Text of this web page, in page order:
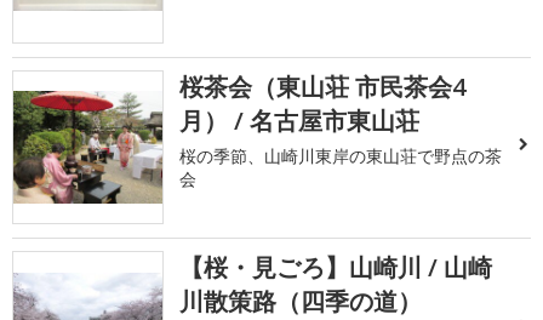
桜茶会（東山荘 市民茶会4
月） / 名古屋市東山荘
桜の季節、山崎川東岸の東山荘で野点の茶
会
【桜・見ごろ】山崎川 / 山崎
川散策路（四季の道）